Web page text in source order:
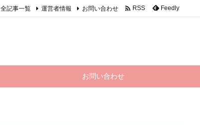
お問い合わせ
全記事一覧 運営者情報 お問い合わせ  RSS Feedly